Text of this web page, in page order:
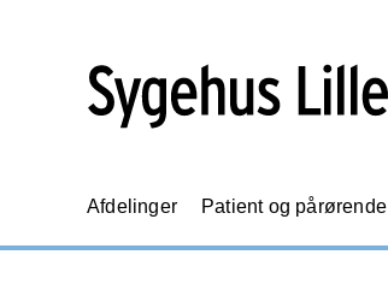
Afdelinger Patient og pårørende